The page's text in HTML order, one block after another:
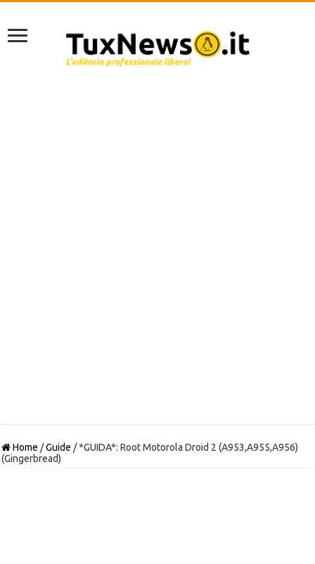
Home /Guide /*GUIDA*: Root Motorola Droid 2 (A953,A955,A956)
(Gingerbread)